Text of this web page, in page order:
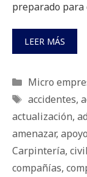
preparado
LEER MÁS
Categorías
Micro
Etiquetas
accidentes,
actualización,
amenazar, apoyo
Carpintería, civil
compañías,